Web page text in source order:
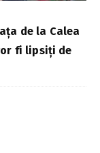
de la Calea
fi lipsiți de